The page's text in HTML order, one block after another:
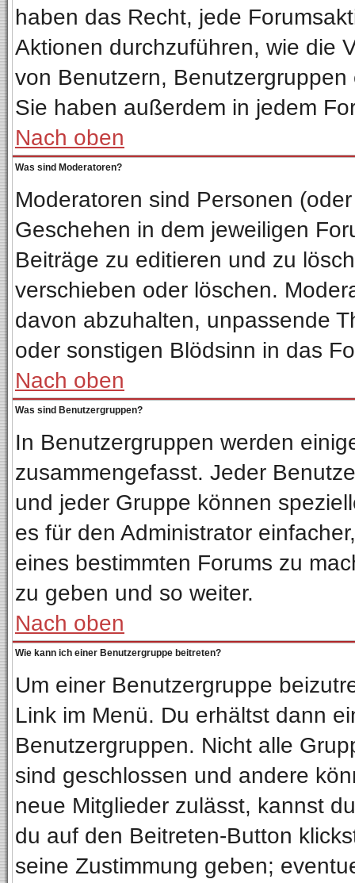
haben das Recht, jede
Aktionen durchzuführen, wie die
von Benutzern,
Sie haben außerdem in jedem
Nach oben
Was sind Moderatoren?
Moderatoren sind Personen
Geschehen in dem jeweiligen
Beiträge zu editieren und zu
verschieben oder löschen.
davon abzuhalten, unpassende
oder sonstigen Blödsinn in das
Nach oben
Was sind Benutzergruppen?
In Benutzergruppen werden
zusammengefasst. Jeder
und jeder Gruppe können
es für den Administrator
eines bestimmten Forums zu
zu geben und so weiter.
Nach oben
Wie kann ich einer Benutzergruppe beitreten?
Um einer Benutzergruppe
Link im Menü. Du erhältst dann
Benutzergruppen. Nicht alle
sind geschlossen und andere
neue Mitglieder zulässt, kannst
du auf den Beitreten-Button
seine Zustimmung geben;